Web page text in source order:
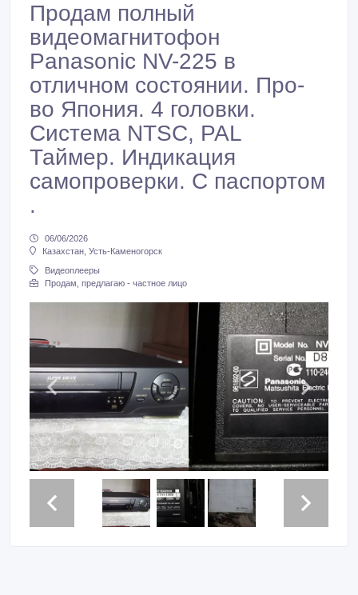
Продам полный
видеомагнитофон
Panasonic NV-225 в
отличном состоянии. Про-
во Япония. 4 головки.
Система NTSC, PAL
Таймер. Индикация
самопроверки. С паспортом
.
06/06/2026
Казахстан, Усть-Каменогорск
Видеоплееры
Продам, предлагаю - частное лицо